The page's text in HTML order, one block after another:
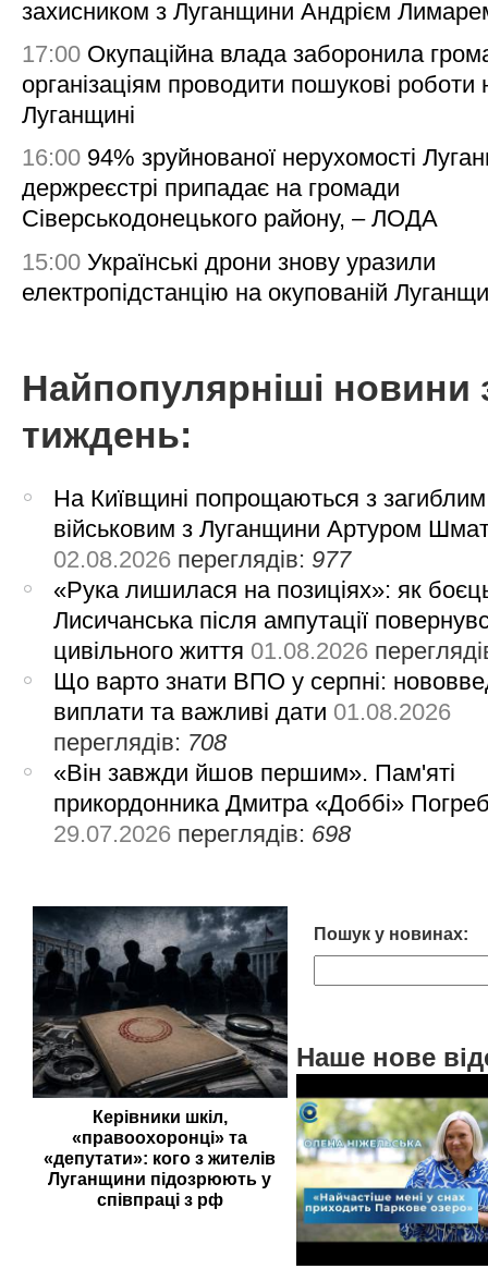
захисником з Луганщини Андрієм
17:00 Окупаційна влада заборонила
організаціям проводити пошукові роботи
Луганщині
16:00 94% зруйнованої нерухомості
держреєстрі припадає на громади
Сіверськодонецького району, – ЛОДА
15:00 Українські дрони знову уразили
електропідстанцію на окупованій
Найпопулярніші новини
тиждень:
На Київщині попрощаються з загиблим
військовим з Луганщини Артуром
02.08.2026 переглядів: 977
«Рука лишилася на позиціях»: як
Лисичанська після ампутації
цивільного життя 01.08.2026
Що варто знати ВПО у серпні:
виплати та важливі дати 01.08.2026
переглядів: 708
«Він завжди йшов першим». Пам'яті
прикордонника Дмитра «Доббі»
29.07.2026 переглядів: 698
Керівники шкіл,
«правоохоронці» та
«депутати»: кого з жителів
Луганщини підозрюють у
співпраці з рф
Пошук у новинах:
Наше нове